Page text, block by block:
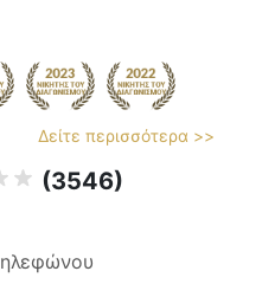
Δείτε περισσότερα >>
(3546)